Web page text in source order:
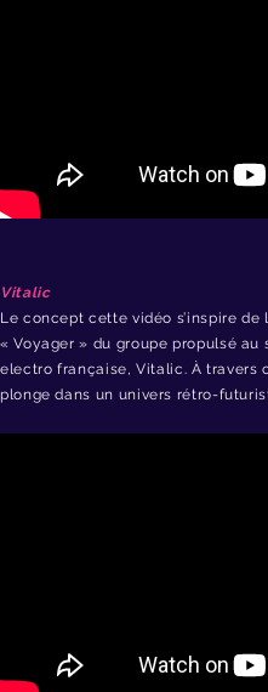
Vitalic
Le concept cette vidéo s’inspire de
« Voyager » du groupe propulsé au
electro française, Vitalic. À travers
plonge dans un univers rétro-